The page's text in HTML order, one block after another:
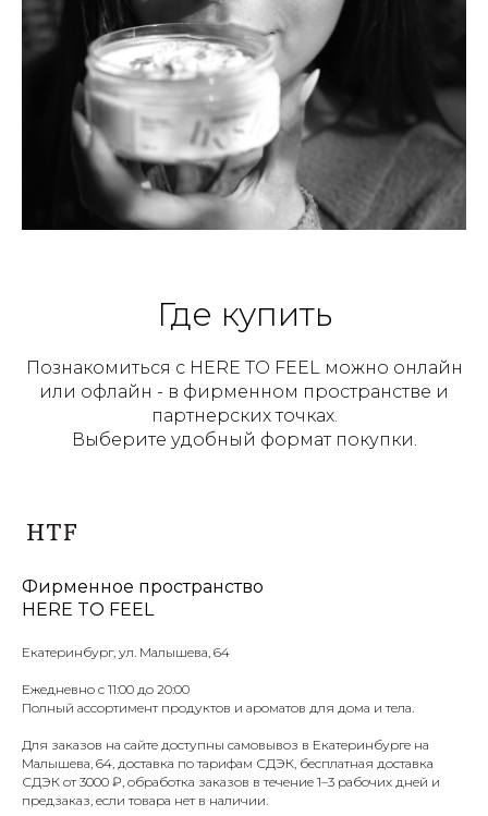
Где купить
Познакомиться с HERE TO FEEL можно онлайн
или офлайн - в фирменном пространстве и
партнерских точках.
Выберите удобный формат покупки.
Фирменное пространство
HERE TO FEEL
Екатеринбург, ул. Малышева, 64
Ежедневно с 11:00 до 20:00
Полный ассортимент продуктов и ароматов для дома и тела.
Для заказов на сайте доступны самовывоз в Екатеринбурге на
Малышева, 64, доставка по тарифам СДЭК, бесплатная доставка
СДЭК от 3000 ₽, обработка заказов в течение 1–3 рабочих дней и
предзаказ, если товара нет в наличии.